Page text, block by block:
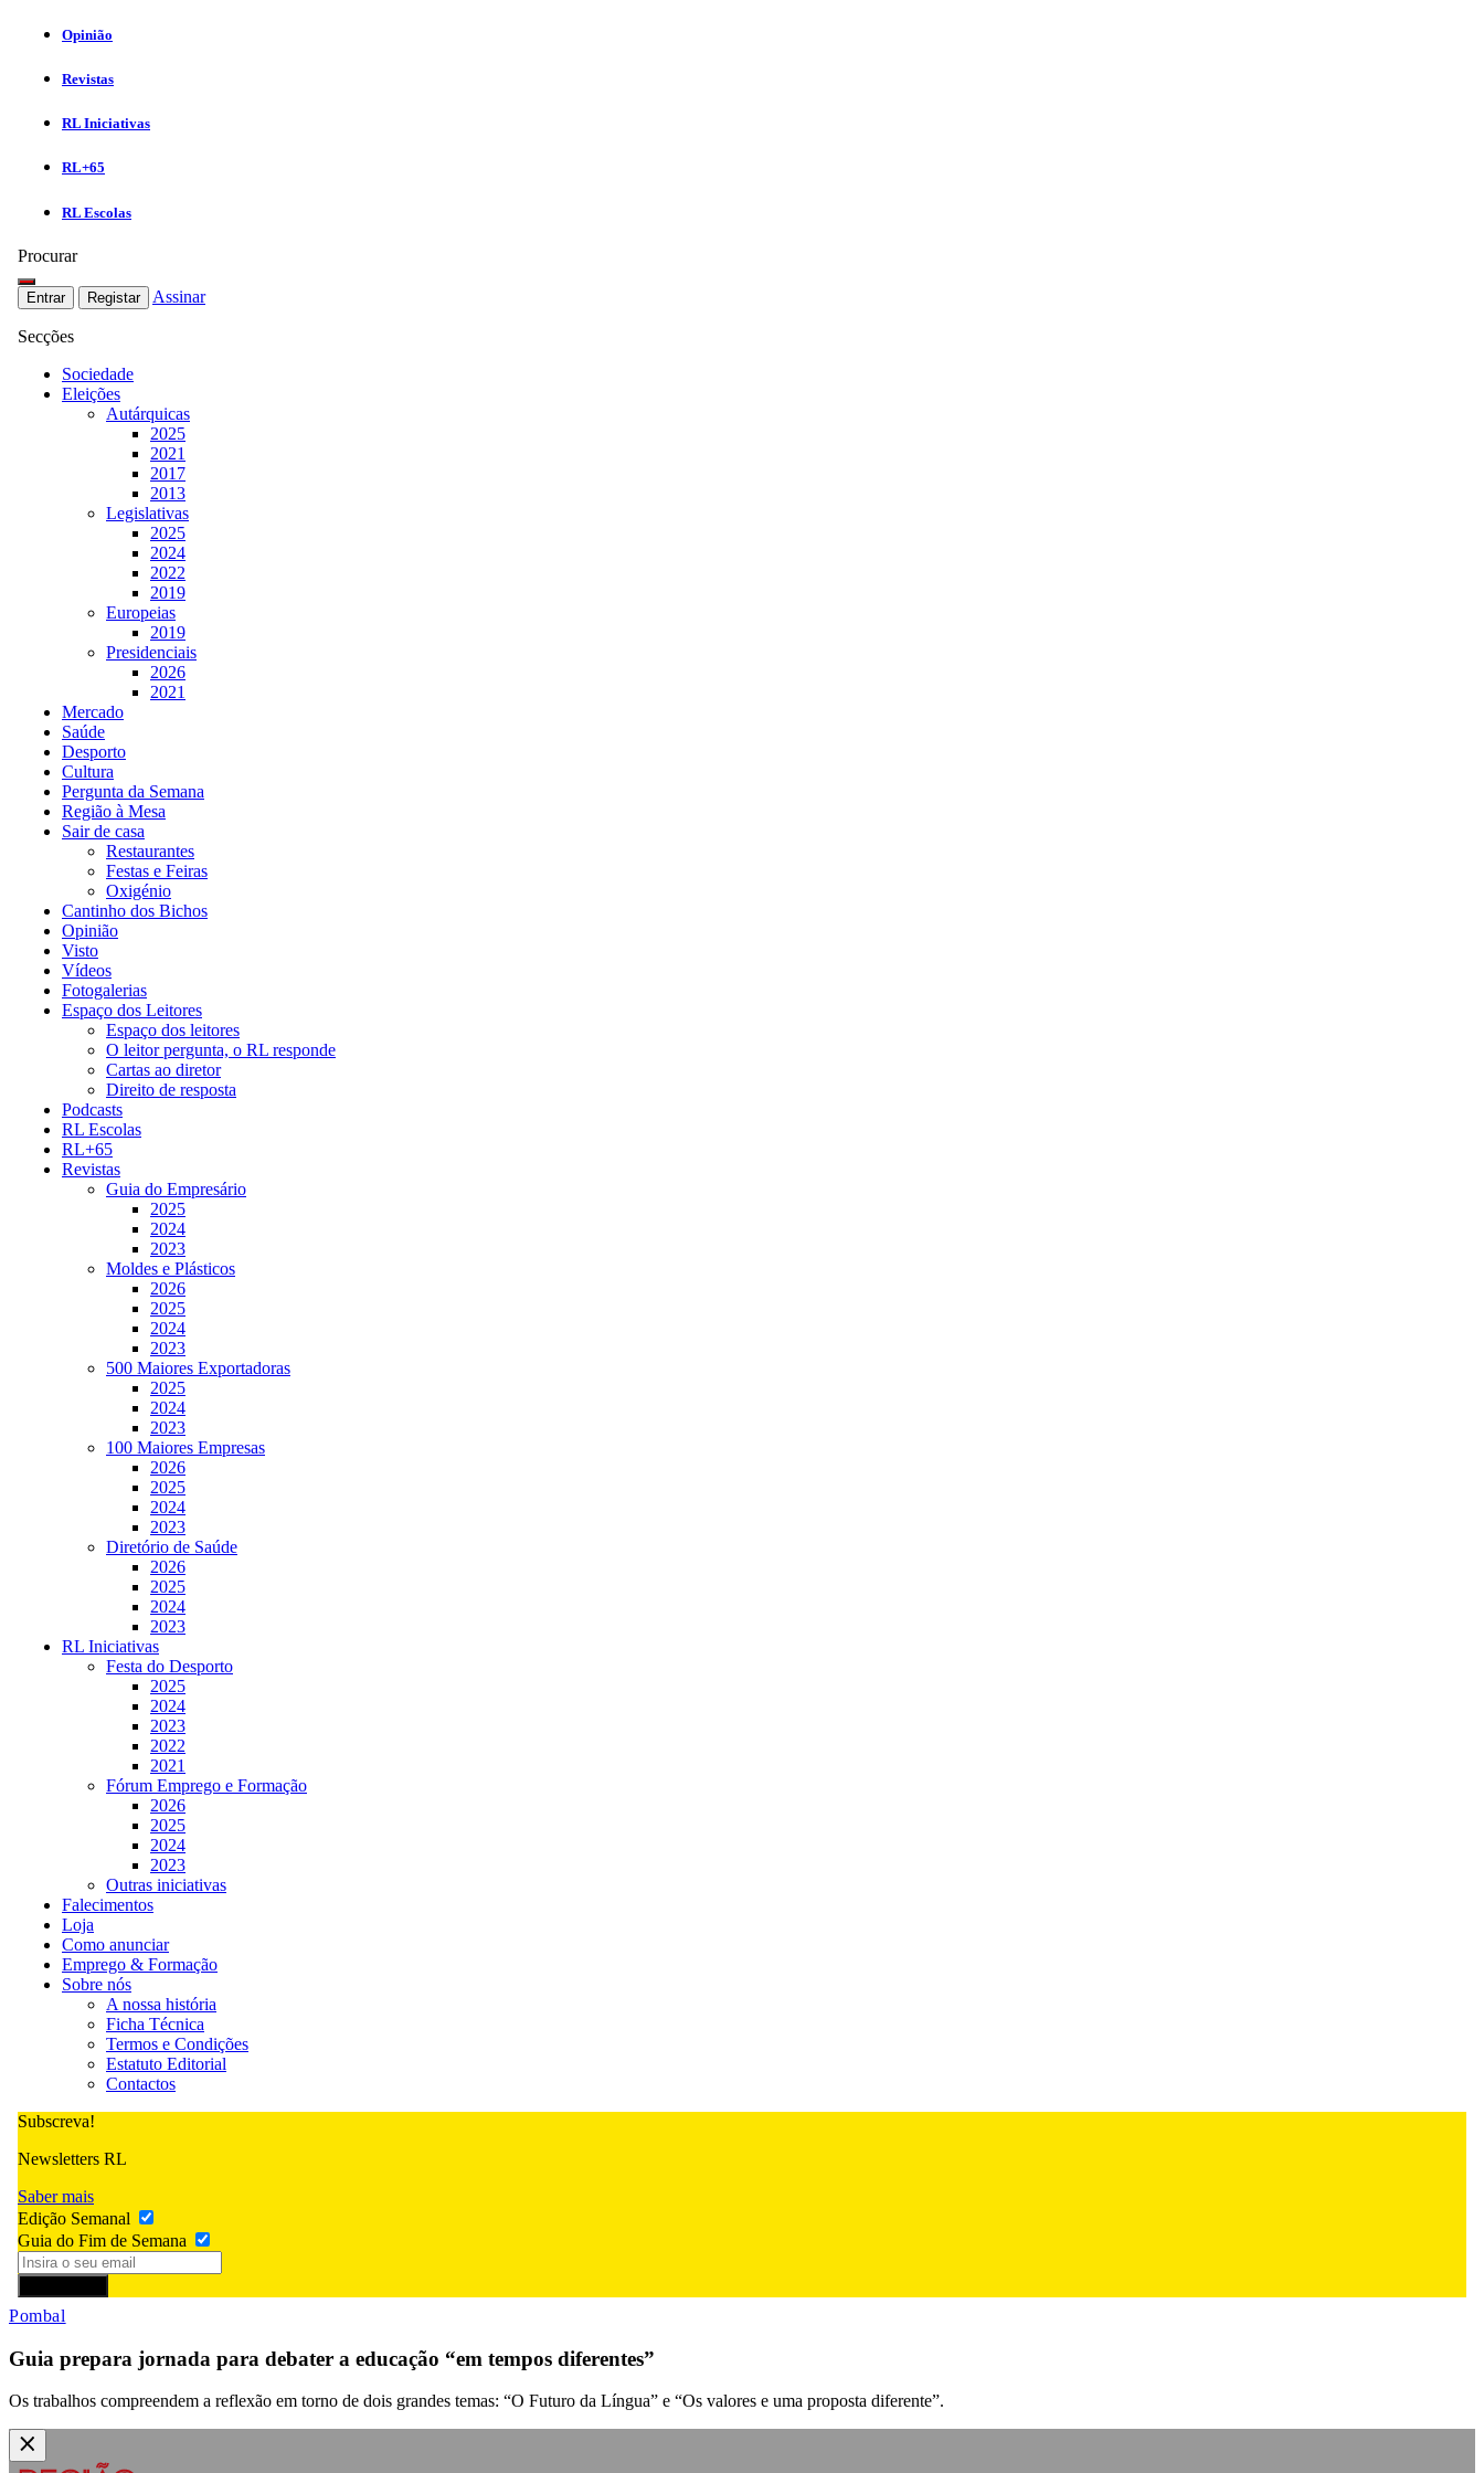
Opinião
Revistas
RL Iniciativas
RL+65
RL Escolas
Procurar
Entrar Registar Assinar
Secções
Sociedade
Eleições
Autárquicas
2025
2021
2017
2013
Legislativas
2025
2024
2022
2019
Europeias
2019
Presidenciais
2026
2021
Mercado
Saúde
Desporto
Cultura
Pergunta da Semana
Região à Mesa
Sair de casa
Restaurantes
Festas e Feiras
Oxigénio
Cantinho dos Bichos
Opinião
Visto
Vídeos
Fotogalerias
Espaço dos Leitores
Espaço dos leitores
O leitor pergunta, o RL responde
Cartas ao diretor
Direito de resposta
Podcasts
RL Escolas
RL+65
Revistas
Guia do Empresário
2025
2024
2023
Moldes e Plásticos
2026
2025
2024
2023
500 Maiores Exportadoras
2025
2024
2023
100 Maiores Empresas
2026
2025
2024
2023
Diretório de Saúde
2026
2025
2024
2023
RL Iniciativas
Festa do Desporto
2025
2024
2023
2022
2021
Fórum Emprego e Formação
2026
2025
2024
2023
Outras iniciativas
Falecimentos
Loja
Como anunciar
Emprego & Formação
Sobre nós
A nossa história
Ficha Técnica
Termos e Condições
Estatuto Editorial
Contactos
Subscreva!
Newsletters RL
Saber mais
Edição Semanal
Guia do Fim de Semana
Pombal
Guia prepara jornada para debater a educação “em tempos diferentes”
Os trabalhos compreendem a reflexão em torno de dois grandes temas: “O Futuro da Língua” e “Os valores e uma proposta diferente”.